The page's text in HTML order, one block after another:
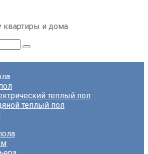
квартиры и дома
теплый пол
теплый пол